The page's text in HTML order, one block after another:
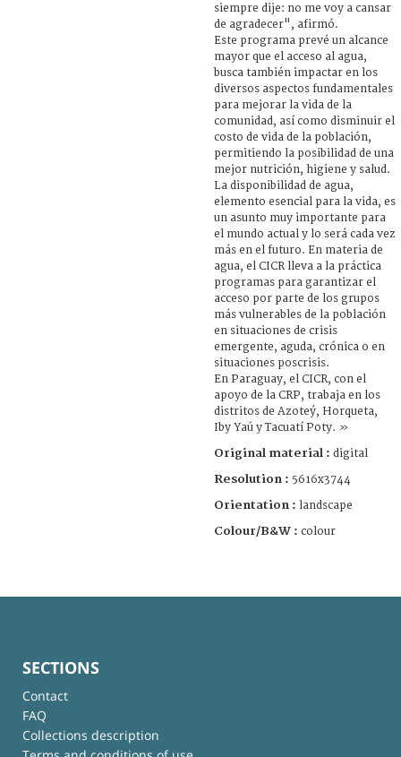
siempre dije: no me voy a cansar
de agradecer", afirmó.
Este programa prevé un alcance
mayor que el acceso al agua,
busca también impactar en los
diversos aspectos fundamentales
para mejorar la vida de la
comunidad, así como disminuir el
costo de vida de la población,
permitiendo la posibilidad de una
mejor nutrición, higiene y salud.
La disponibilidad de agua,
elemento esencial para la vida, es
un asunto muy importante para
el mundo actual y lo será cada vez
más en el futuro. En materia de
agua, el CICR lleva a la práctica
programas para garantizar el
acceso por parte de los grupos
más vulnerables de la población
en situaciones de crisis
emergente, aguda, crónica o en
situaciones poscrisis.
En Paraguay, el CICR, con el
apoyo de la CRP, trabaja en los
distritos de Azoteý, Horqueta,
Iby Yaú y Tacuatí Poty. »
Original material : digital
Resolution : 5616x3744
Orientation : landscape
Colour/B&W : colour
SECTIONS
Contact
FAQ
Collections description